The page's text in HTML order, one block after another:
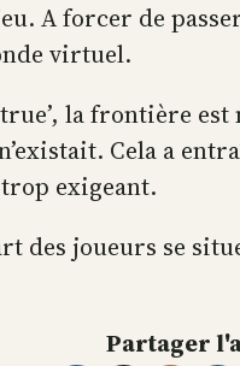
A forcer de
virtuel.
la frontière
Cela a
exigeant.
des joueurs se
Partager